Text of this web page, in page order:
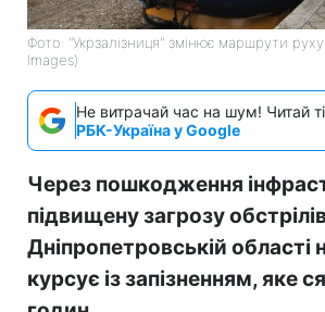
Фото: "Укрзалізниця" змінює маршрути
Images)
Не витрачай час на шум! Читай
РБК-Україна у Google
Через пошкодження
підвищену загрозу
Дніпропетровській області
курсує із запізненням, яке